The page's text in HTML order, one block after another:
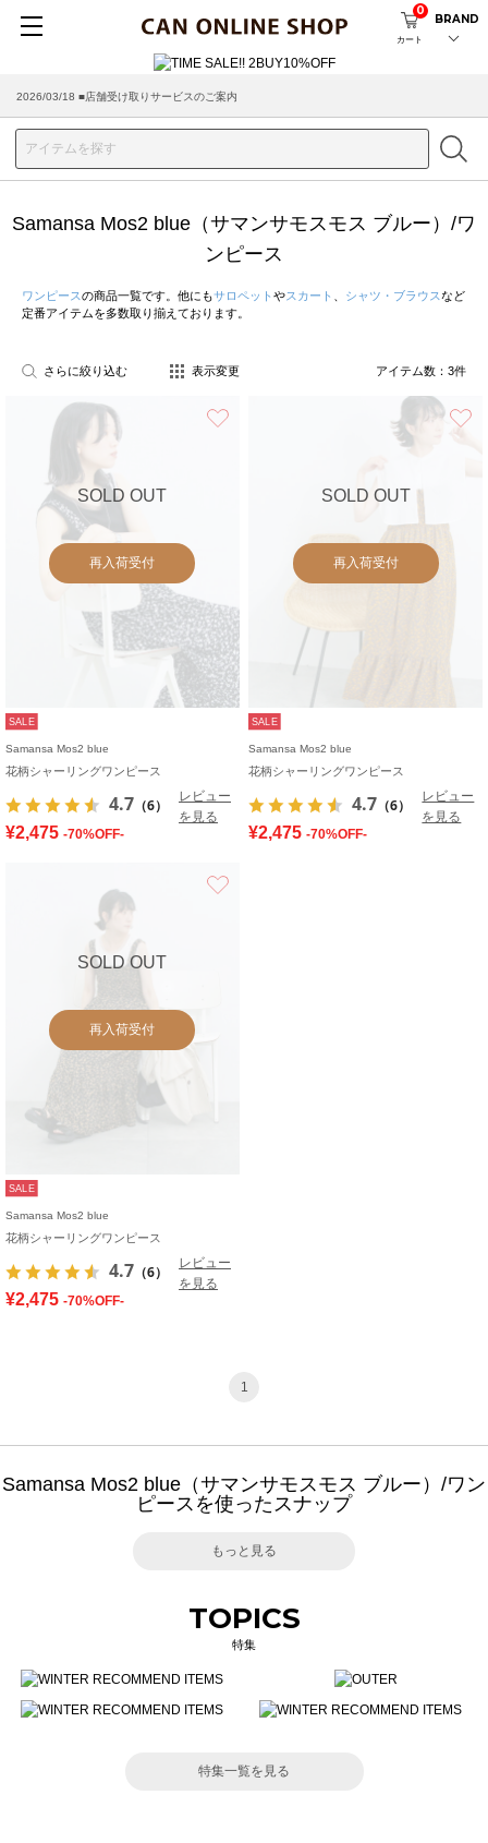
カート
0
BRAND
2026/03/18 ■店舗受け取りサービスのご案内
Samansa Mos2 blue（サマンサモスモス ブルー）/ワ
ンピース
ワンピースの商品一覧です。他にもサロペット やスカート シャツ・ブラウスなど
定番アイテムを多数取り揃えております。
さらに絞り込む 表示変更 アイテム数： 3件
SOLD OUT
再入荷受付
SALE
Samansa Mos2 blue
花柄シャーリングワンピース
4.7 （6）
レビュー
を見る
¥2,475 -70%OFF-
SOLD OUT
再入荷受付
SALE
Samansa Mos2 blue
花柄シャーリングワンピース
4.7 （6）
レビュー
を見る
¥2,475 -70%OFF-
SOLD OUT
再入荷受付
SALE
Samansa Mos2 blue
花柄シャーリングワンピース
4.7 （6）
レビュー
を見る
¥2,475 -70%OFF-
1
Samansa Mos2 blue（サマンサモスモス ブルー）/ワン
ピースを使ったスナップ
もっと見る
TOPICS
特集
特集一覧を見る